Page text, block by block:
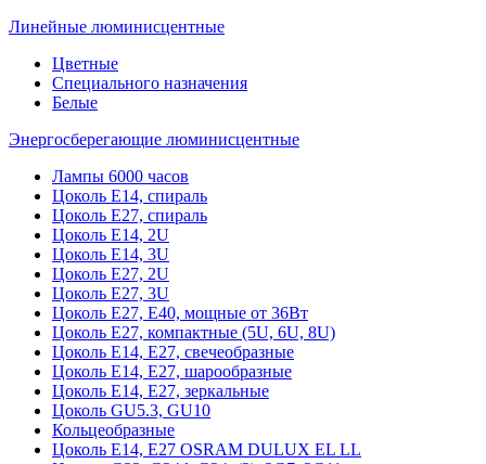
Линейные люминисцентные
Цветные
Специального назначения
Белые
Энергосберегающие люминисцентные
Лампы 6000 часов
Цоколь Е14, спираль
Цоколь Е27, спираль
Цоколь Е14, 2U
Цоколь Е14, 3U
Цоколь Е27, 2U
Цоколь Е27, 3U
Цоколь Е27, Е40, мощные от 36Вт
Цоколь Е27, компактные (5U, 6U, 8U)
Цоколь Е14, Е27, свечеобразные
Цоколь Е14, Е27, шарообразные
Цоколь Е14, Е27, зеркальные
Цоколь GU5.3, GU10
Кольцеобразные
Цоколь Е14, Е27 OSRAM DULUX EL LL